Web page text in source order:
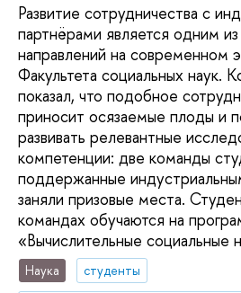
Развитие сотрудничества с
партнёрами является одним
направлений на современном
Факультета социальных
показал, что подобное
приносит осязаемые плоды и
развивать релевантные
компетенции: две команды
поддержанные
заняли призовые места.
командах обучаются на
«Вычислительные социальные
Наука
студенты